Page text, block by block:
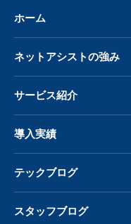
ホーム
ネットアシストの強み
サービス紹介
導入実績
テックブログ
スタッフブログ